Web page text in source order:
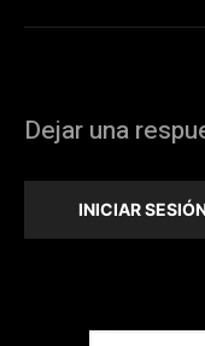
Dejar una
INICIAR